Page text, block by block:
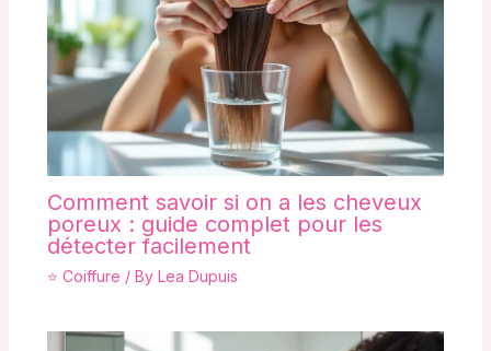
Comment savoir si on a les cheveux
poreux : guide complet pour les
détecter facilement
⭐ Coiffure / By Lea Dupuis